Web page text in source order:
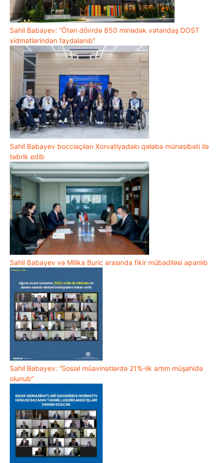
Sahil Babayev: “Ötən dövrdə 850 minədək vətəndaş DOST
xidmətlərindən faydalanıb”
Sahil Babayev bocciaçıları Xorvatiyadakı qələbə münasibəti ilə
təbrik edib
Sahil Babayev və Milika Buric arasında fikir mübadiləsi aparılıb
Sahil Babayev: “Sosial müavinətlərdə 21%-lik artım müşahidə
olunub”